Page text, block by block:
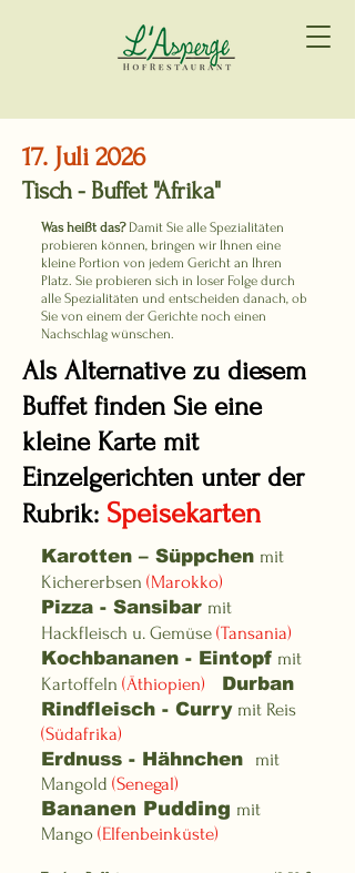
17. Juli 2026
Tisch - Buffet "Afrika"
Was heißt das? Damit Sie alle Spezialitäten
probieren können, bringen wir Ihnen eine
kleine Portion von jedem Gericht an Ihren
Platz. Sie probieren sich in loser Folge durch
alle Spezialitäten und entscheiden danach, ob
Sie von einem der Gerichte noch einen
Nachschlag wünschen.
Als Alternative zu diesem
Buffet finden Sie eine
kleine Karte mit
Einzelgerichten unter der
Rubrik: Speisekarten
Karotten – Süppchen mit
Kichererbsen (Marokko)
Pizza - Sansibar mit
Hackfleisch u. Gemüse (Tansania)
Kochbananen - Eintopf mit
Kartoffeln (Äthiopien)
Durban
Rindfleisch - Curry mit Reis
(Südafrika)
Erdnuss - Hähnchen
mit
Mangold (Senegal)
Bananen Pudding mit
Mango (Elfenbeinküste)